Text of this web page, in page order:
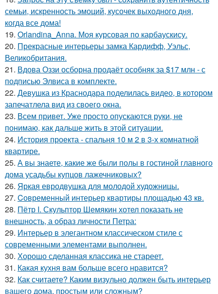
семьи, искренность эмоций, кусочек выходного дня,
когда все дома!
19. Orlandina_Anna. Моя курсовая по карбаускису.
20. Прекрасные интерьеры замка Кардифф, Уэльс,
Великобритания.
21. Вдова Оззи осборна продаёт особняк за $17 млн - с
подписью Элвиса в комплекте.
22. Девушка из Краснодара поделилась видео, в котором
запечатлела вид из своего окна.
23. Всем привет. Уже просто опускаются руки, не
понимаю, как дальше жить в этой ситуации.
24. История проекта - спальня 10 м 2 в 3-х комнатной
квартире.
25. А вы знаете, какие же были полы в гостиной главного
дома усадьбы купцов лажечниковых?
26. Яркая евродвушка для молодой художницы.
27. Cовременный интерьер квартиры площадью 43 кв.
28. Пётр I. Скульптор Шемякин хотел показать не
внешность, а образ личности Петра:
29. Интерьер в элегантном классическом стиле с
современными элементами выполнен.
30. Хорошо сделанная классика не стареет.
31. Какая кухня вам больше всего нравится?
32. Как считаете? Каким визульно должен быть интерьер
вашего дома, простым или сложным?